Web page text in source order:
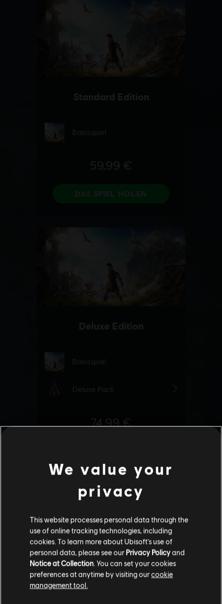
Soweit wir wissen kommst du aus
We value your
privacy
This website processes personal data through the
use of online tracking technologies, including
cookies. To learn more about Ubisoft's use of
personal data, please see our Privacy Policyand
Notice at Collection. You can set your cookies
preferences at anytime by visiting ourcookie
management tool.